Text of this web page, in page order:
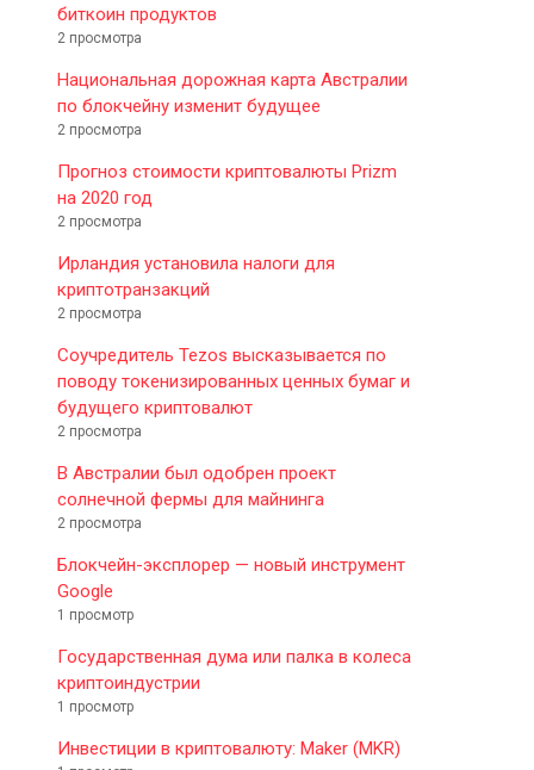
биткоин продуктов
2 просмотра
Национальная дорожная карта Австралии
по блокчейну изменит будущее
2 просмотра
Прогноз стоимости криптовалюты Prizm
на 2020 год
2 просмотра
Ирландия установила налоги для
криптотранзакций
2 просмотра
Соучредитель Tezos высказывается по
поводу токенизированных ценных бумаг и
будущего криптовалют
2 просмотра
В Австралии был одобрен проект
солнечной фермы для майнинга
2 просмотра
Блокчейн-эксплорер — новый инструмент
Google
1 просмотр
Государственная дума или палка в колеса
криптоиндустрии
1 просмотр
Инвестиции в криптовалюту: Maker (MKR)